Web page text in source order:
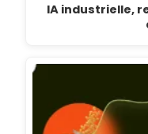
IA industrielle,